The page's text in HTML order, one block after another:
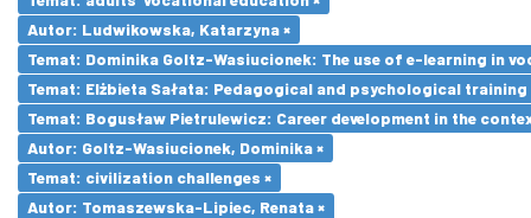
Autor: Ludwikowska, Katarzyna ×
Temat: Dominika Goltz-Wasiucionek: The use of e-learning in
Temat: Elżbieta Sałata: Pedagogical and psychological
Temat: Bogusław Pietrulewicz: Career development in the
Autor: Goltz-Wasiucionek, Dominika ×
Temat: civilization challenges ×
Autor: Tomaszewska-Lipiec, Renata ×